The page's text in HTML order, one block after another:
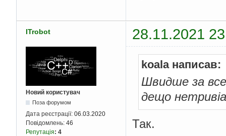
ITrobot 28.11.2021
Новий користувач
Поза форумом
Дата реєстрації: 06.03.2020
Повідомлень: 46
Репутація: 4
koala написав:
Швидше за
дещо
Так.